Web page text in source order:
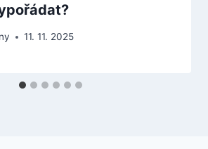
11. 11. 2025